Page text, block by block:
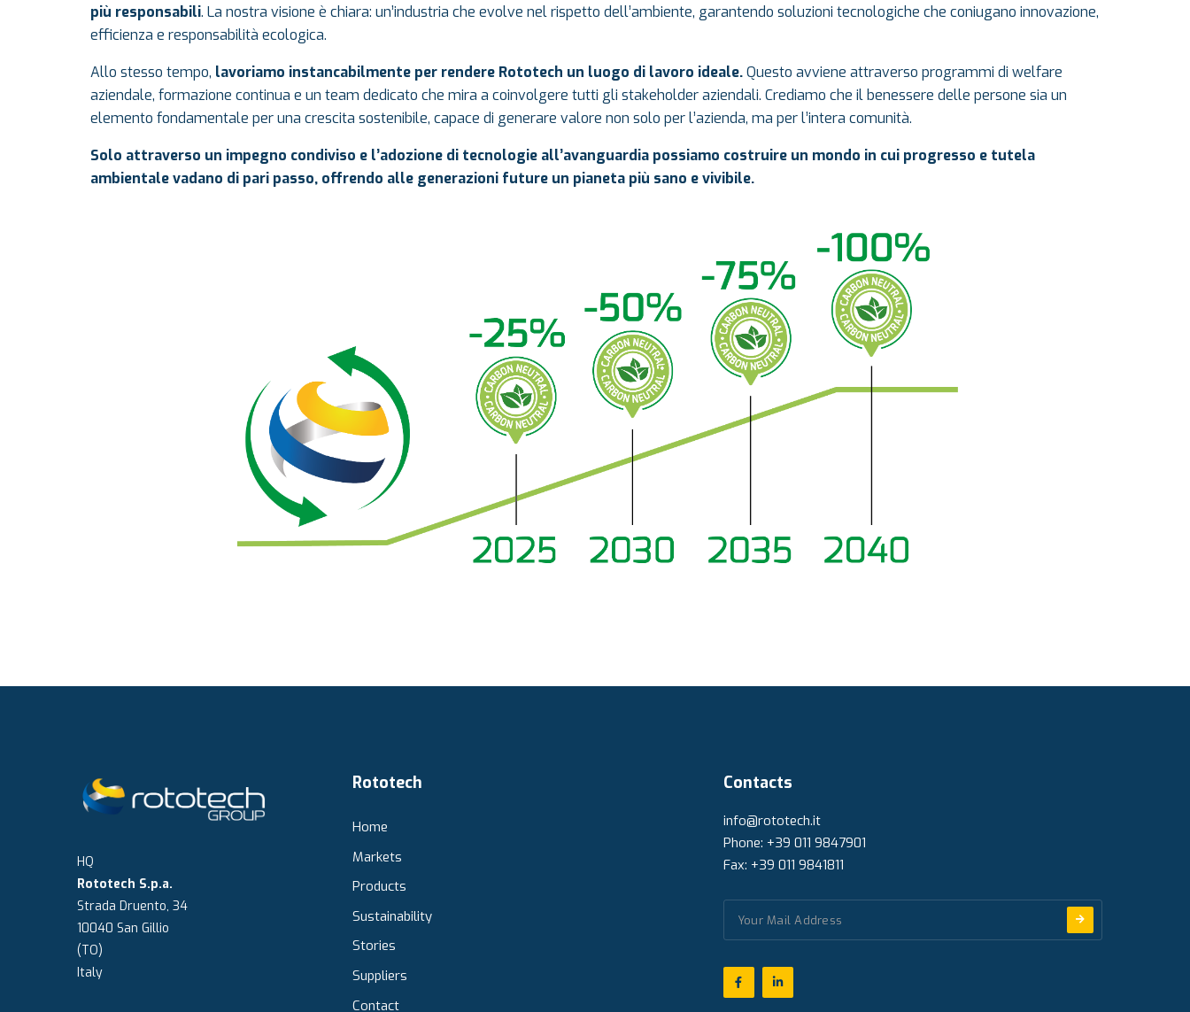
più responsabili. La nostra visione è chiara: un’industria che evolve nel rispetto dell’ambiente, garantendo soluzioni tecnologiche che coniugano innovazione,
efficienza e responsabilità ecologica.
Allo stesso tempo, lavoriamo instancabilmente per rendere Rototech un luogo di lavoro ideale.Questo avviene attraverso programmi di welfare
aziendale, formazione continua e un team dedicato che mira a coinvolgere tutti gli stakeholder aziendali. Crediamo che il benessere delle persone sia un
elemento fondamentale per una crescita sostenibile, capace di generare valore non solo per l’azienda, ma per l’intera comunità.
Solo attraverso un impegno condiviso e l’adozione di tecnologie all’avanguardia possiamo costruire un mondo in cui progresso e tutela
ambientale vadano di pari passo, offrendo alle generazioni future un pianeta più sano e vivibile.
HQ
Rototech S.p.a.
Strada Druento, 34
10040 San Gillio
(TO)
Italy
Rototech
Home
Markets
Products
Sustainability
Stories
Suppliers
Contact
Contacts
info@rototech.it
Phone: +39 011 9847901
Fax: +39 011 9841811